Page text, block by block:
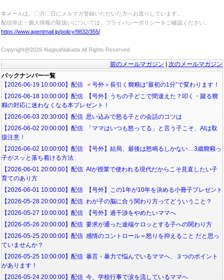
本メールは、〇月〇日にメルマガ登録いただいた方へお送りしています。
配信停止・個人情報の取扱いについては、プライバシーポリシーをご確認ください。
https://www.agentmail.jp/policy/9832/355/
Copyright@2026-NagisaNakada.All Rights Reserved.
前のメールマガジン
次のメールマガジン
バックナンバー一覧
【2026-06-19 10:00:00】配信 ＜号外＞長引く癇癪は”最初の1分”で変わります！
【2026-06-18 10:00:00】配信 【号外】うちの子どこで間違えた？叩く・蹴る癇
癪の対応に迷わなくなる本プレゼント！
【2026-06-03 20:30:00】配信 思い込みで怒る子との会話のコツは
【2026-06-02 20:00:00】配信 「ママはいつも怒ってる」と言う子こそ、AIは取
扱注意！
【2026-06-02 10:00:00】配信 【号外】結局、最後は怒鳴るしかない…3歳癇癪っ
子がスッと落ち着ける方法
【2026-06-01 20:00:00】配信 AIが授業で使われる現代だからこそ見直したい子
育てのあり方
【2026-06-01 10:00:00】配信 【号外】この1年が10年を決める小冊子プレゼント
【2026-05-28 20:00:00】配信 わが子の脳に合う関わり方ってどういうこと？
【2026-05-27 10:00:00】配信 【号外】過干渉をやめたいママへ
【2026-05-26 20:00:00】配信 要求が通った途端ケロッとする子への関わり方
【2026-05-25 20:00:00】配信 感情のコントロール＝怒りを抑えること だと思っ
ていませんか？
【2026-05-25 10:00:00】配信 暴言・暴力で悩んでいるママへ、３つのポイント
があります！
【2026-05-24 20:00:00】配信 今、学校行事で涙を流しているママへ